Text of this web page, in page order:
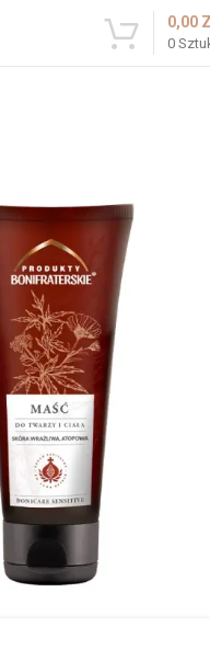
0
0,00